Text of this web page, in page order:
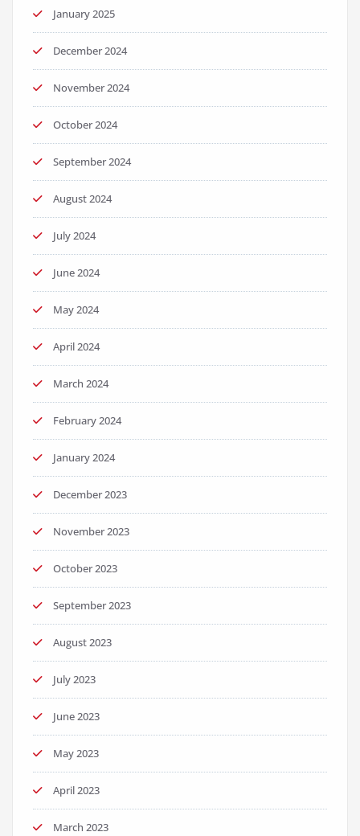
January 2025
December 2024
November 2024
October 2024
September 2024
August 2024
July 2024
June 2024
May 2024
April 2024
March 2024
February 2024
January 2024
December 2023
November 2023
October 2023
September 2023
August 2023
July 2023
June 2023
May 2023
April 2023
March 2023